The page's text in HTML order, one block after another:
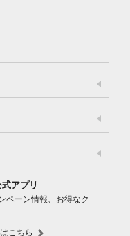
care（オーラルケア）
便）
バシーポリシー
免責事項
Site
アプリ
ペーン情報、お得なク
こちら